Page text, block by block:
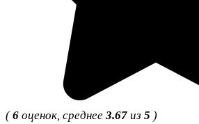
(6 оценок, среднее 3.67 из 5 )